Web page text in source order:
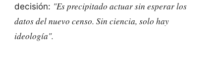
decisión: "Es precipitado actuar sin esperar los
datos del nuevo censo. Sin ciencia, solo hay
ideología".